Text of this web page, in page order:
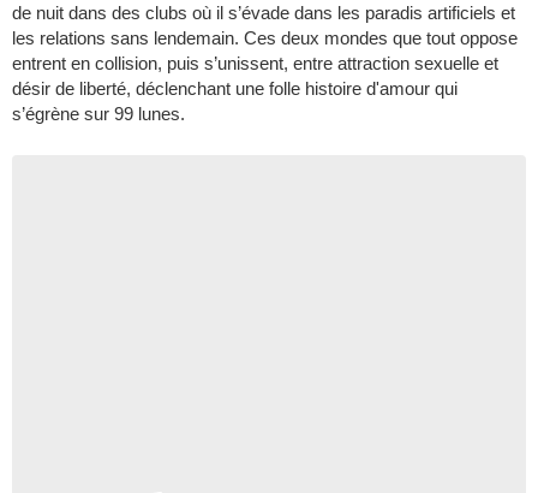
de nuit dans des clubs où il s’évade dans les paradis artificiels et
les relations sans lendemain. Ces deux mondes que tout oppose
entrent en collision, puis s’unissent, entre attraction sexuelle et
désir de liberté, déclenchant une folle histoire d'amour qui
s’égrène sur 99 lunes.